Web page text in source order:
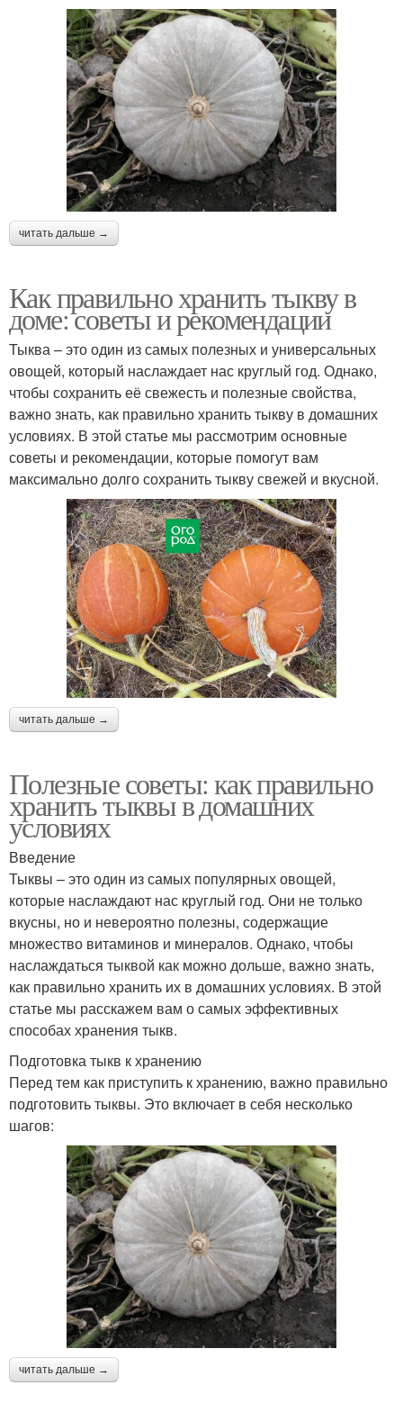
читать дальше →
Как правильно хранить тыкву в
доме: советы и рекомендации
Тыква – это один из самых полезных и универсальных
овощей, который наслаждает нас круглый год. Однако,
чтобы сохранить её свежесть и полезные свойства,
важно знать, как правильно хранить тыкву в домашних
условиях. В этой статье мы рассмотрим основные
советы и рекомендации, которые помогут вам
максимально долго сохранить тыкву свежей и вкусной.
читать дальше →
Полезные советы: как правильно
хранить тыквы в домашних
условиях
Введение
Тыквы – это один из самых популярных овощей,
которые наслаждают нас круглый год. Они не только
вкусны, но и невероятно полезны, содержащие
множество витаминов и минералов. Однако, чтобы
наслаждаться тыквой как можно дольше, важно знать,
как правильно хранить их в домашних условиях. В этой
статье мы расскажем вам о самых эффективных
способах хранения тыкв.
Подготовка тыкв к хранению
Перед тем как приступить к хранению, важно правильно
подготовить тыквы. Это включает в себя несколько
шагов:
читать дальше →